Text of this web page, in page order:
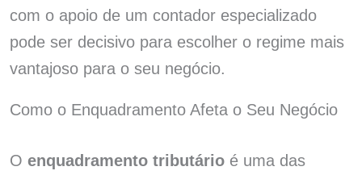
com o apoio de um contador especializado
pode ser decisivo para escolher o regime mais
vantajoso para o seu negócio.
Como o Enquadramento Afeta o Seu Negócio
O enquadramento tributárioé uma das